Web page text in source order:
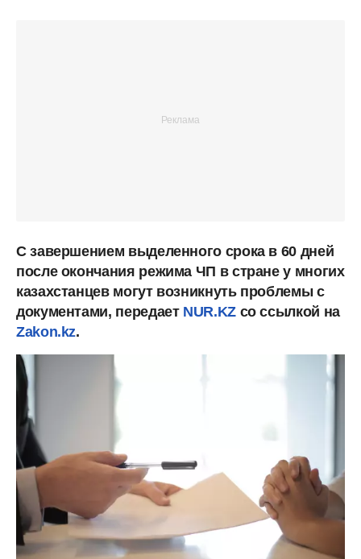
С завершением выделенного срока в 60 дней
после окончания режима ЧП в стране у многих
казахстанцев могут возникнуть проблемы с
документами, передает NUR.KZcо ссылкой на
Zakon.kz.